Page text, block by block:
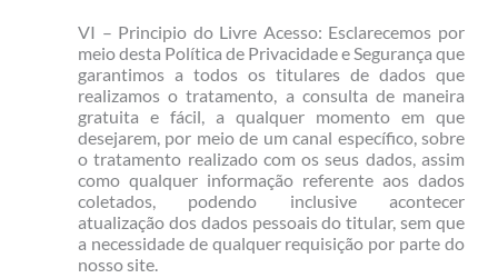
VI – Principio do Livre Acesso: Esclarecemos por
meio desta Política de Privacidade e Segurança que
garantimos a todos os titulares de dados que
realizamos o tratamento, a consulta de maneira
gratuita e fácil, a qualquer momento em que
desejarem, por meio de um canal específico, sobre
o tratamento realizado com os seus dados, assim
como qualquer informação referente aos dados
coletados, podendo inclusive acontecer
atualização dos dados pessoais do titular, sem que
a necessidade de qualquer requisição por parte do
nosso site.